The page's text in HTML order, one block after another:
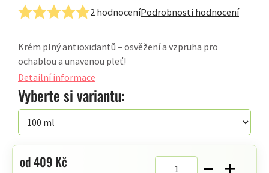
Průměrné
produktu
je
5,0
z
5
hvězdiček.
2 hodnoceníPodrobnosti hodnocení
Vyberte si variantu:
Krém plný antioxidantů – osvěžení a vzpruha pro
ochablou a unavenou pleť!
Detailní informace
od409 Kč